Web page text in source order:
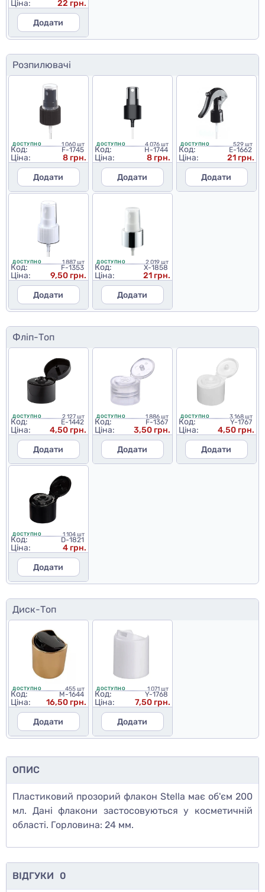
Ціна:
22 грн.
Додати
Розпилювачі
ДОСТУПНО 1 060 шт
Код: F-1745
Ціна:
8 грн.
Додати
ДОСТУПНО 4 076 шт
Код: H-1744
Ціна:
8 грн.
Додати
ДОСТУПНО 529 шт
Код: E-1662
Ціна:
21 грн.
Додати
ДОСТУПНО 1 887 шт
Код: F-1353
Ціна:
9,50 грн.
Додати
ДОСТУПНО 2 019 шт
Код: X-1858
Ціна:
21 грн.
Додати
Фліп-Топ
ДОСТУПНО 2 127 шт
Код: E-1442
Ціна:
4,50 грн.
Додати
ДОСТУПНО 1 886 шт
Код: F-1367
Ціна:
3,50 грн.
Додати
ДОСТУПНО 3 168 шт
Код: Y-1767
Ціна:
4,50 грн.
Додати
ДОСТУПНО 1 104 шт
Код: D-1821
Ціна:
4 грн.
Додати
Диск-Топ
ДОСТУПНО 455 шт
Код: M-1644
Ціна:
16,50 грн.
Додати
ДОСТУПНО 1 071 шт
Код: Y-1768
Ціна:
7,50 грн.
Додати
ОПИС
Пластиковий прозорий флакон Stella має об'єм 200
мл. Дані флакони застосовуються у косметичній
області. Горловина: 24 мм.
ВІДГУКИ 0